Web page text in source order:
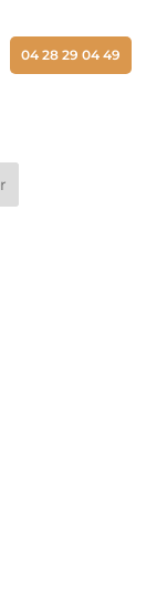
04 28 29 04 49